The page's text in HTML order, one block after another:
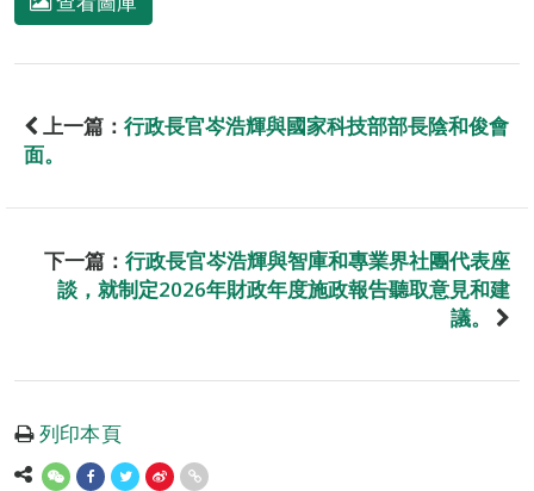
上一篇： 行政長官岑浩輝與國家科技部部長陰和俊會
面。
下一篇： 行政長官岑浩輝與智庫和專業界社團代表座
談，就制定2026年財政年度施政報告聽取意見和建
議。
列印本頁